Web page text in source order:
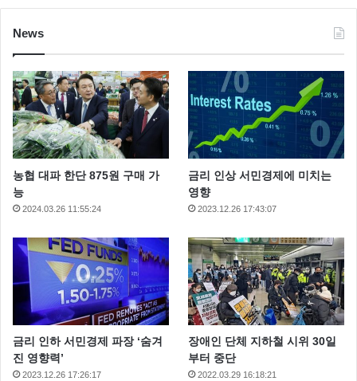
News
농협 대파 한단 875원 구매 가
능
2024.03.26 11:55:24
금리 인상 서민경제에 미치는
영향
2023.12.26 17:43:07
금리 인하 서민경제 파장 ‘숨겨
진 영향력’
2023.12.26 17:26:17
장애인 단체 지하철 시위 30일
부터 중단
2022.03.29 16:18:21